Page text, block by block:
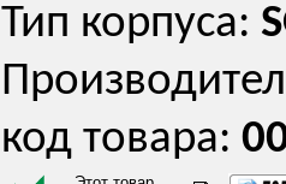
Тип корпуса:
код товара: